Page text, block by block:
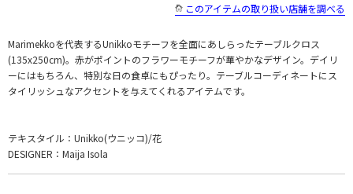
このアイテムの取り扱い店舗を調べる
Marimekkoを代表するUnikkoモチーフを全面にあしらったテーブルクロス
(135x250cm)。赤がポイントのフラワーモチーフが華やかなデザイン。デイリ
ーにはもちろん、特別な日の食卓にもぴったり。テーブルコーディネートにス
タイリッシュなアクセントを与えてくれるアイテムです。
テキスタイル：Unikko(ウニッコ)/花
DESIGNER：Maija Isola